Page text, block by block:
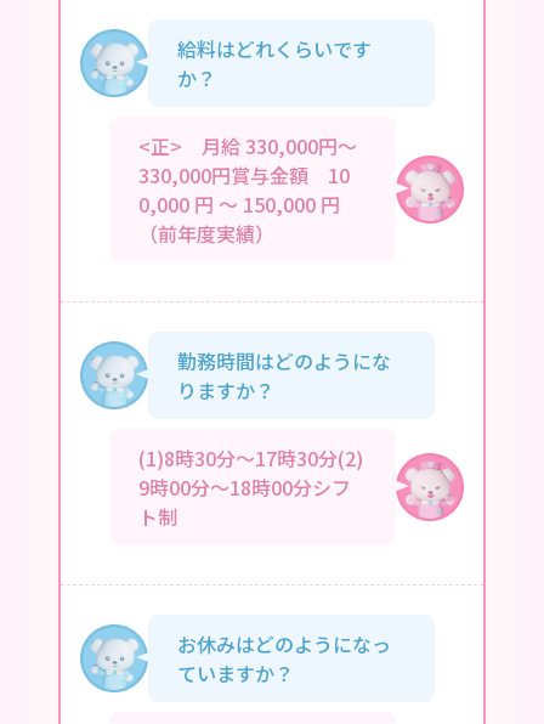
給料はどれくらいです
か？
<正> 月給 330,000円～
330,000円賞与金額 10
0,000 円 ～ 150,000 円
（前年度実績）
勤務時間はどのようにな
りますか？
(1)8時30分～17時30分(2)
9時00分～18時00分シフ
ト制
お休みはどのようになっ
ていますか？